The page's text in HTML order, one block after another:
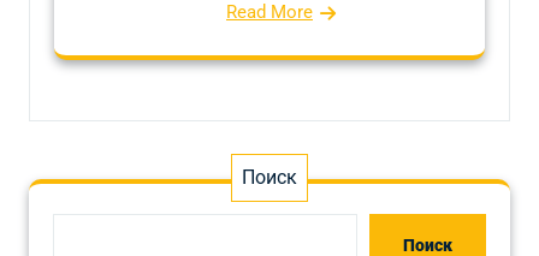
Read More
Поиск
Поиск